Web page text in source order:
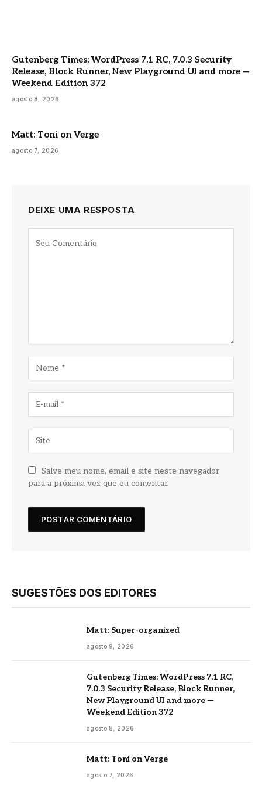
Gutenberg Times: WordPress 7.1 RC, 7.0.3 Security
Release, Block Runner, New Playground UI and more —
Weekend Edition 372
agosto 8, 2026
Matt: Toni on Verge
agosto 7, 2026
DEIXE UMA RESPOSTA
Salve meu nome, email e site neste navegador
para a próxima vez que eu comentar.
SUGESTÕES DOS EDITORES
Matt: Super-organized
agosto 9, 2026
Gutenberg Times: WordPress 7.1 RC,
7.0.3 Security Release, Block Runner,
New Playground UI and more —
Weekend Edition 372
agosto 8, 2026
Matt: Toni on Verge
agosto 7, 2026